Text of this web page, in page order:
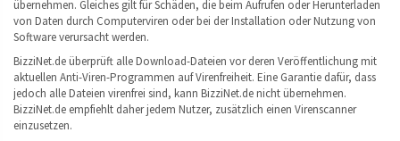
übernehmen. Gleiches gilt für Schäden, die beim Aufrufen oder Herunterladen
von Daten durch Computerviren oder bei der Installation oder Nutzung von
Software verursacht werden.
BizziNet.de überprüft alle Download-Dateien vor deren Veröffentlichung mit
aktuellen Anti-Viren-Programmen auf Virenfreiheit. Eine Garantie dafür, dass
jedoch alle Dateien virenfrei sind, kann BizziNet.de nicht übernehmen.
BizziNet.de empfiehlt daher jedem Nutzer, zusätzlich einen Virenscanner
einzusetzen.